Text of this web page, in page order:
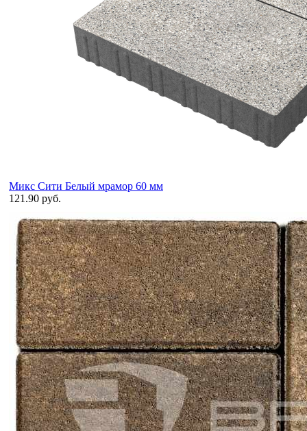
Микс Сити Белый мрамор 60 мм
121.90 руб.